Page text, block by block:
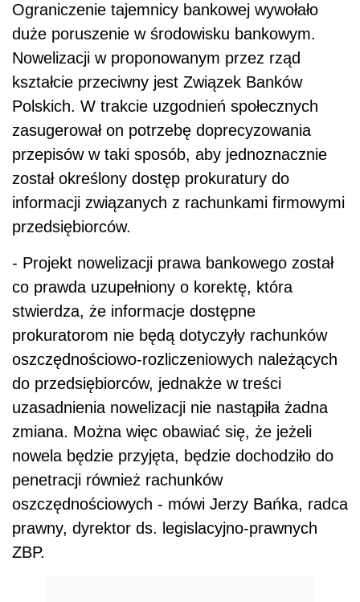
Ograniczenie tajemnicy bankowej wywołało
duże poruszenie w środowisku bankowym.
Nowelizacji w proponowanym przez rząd
kształcie przeciwny jest Związek Banków
Polskich. W trakcie uzgodnień społecznych
zasugerował on potrzebę doprecyzowania
przepisów w taki sposób, aby jednoznacznie
został określony dostęp prokuratury do
informacji związanych z rachunkami firmowymi
przedsiębiorców.
- Projekt nowelizacji prawa bankowego został
co prawda uzupełniony o korektę, która
stwierdza, że informacje dostępne
prokuratorom nie będą dotyczyły rachunków
oszczędnościowo-rozliczeniowych należących
do przedsiębiorców, jednakże w treści
uzasadnienia nowelizacji nie nastąpiła żadna
zmiana. Można więc obawiać się, że jeżeli
nowela będzie przyjęta, będzie dochodziło do
penetracji również rachunków
oszczędnościowych - mówi Jerzy Bańka, radca
prawny, dyrektor ds. legislacyjno-prawnych
ZBP.